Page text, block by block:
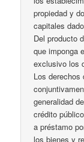
propiedad y
capitales
Del producto
que imponga
exclusivo los
Los derechos
generalidad
crédito
a préstamo
los bienes y